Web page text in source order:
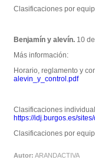
Clasificaciones por
Benjamín y alevín. 10
Más información:
Horario, reglamento y
alevin_y_control.pdf
Clasificaciones
https://idj.burgos.es/
Clasificaciones por
Autor: ARANDACTIVA